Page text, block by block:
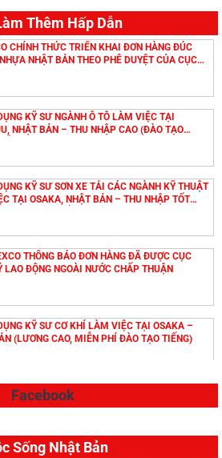
Thêm Hấp Dẫn
CHÍNH THỨC TRIỂN KHAI ĐƠN HÀNG ĐÚC
NHẬT BẢN THEO PHÊ DUYỆT CỦA CỤC
KỸ SƯ NGÀNH Ô TÔ LÀM VIỆC TẠI
NHẬT BẢN – THU NHẬP CAO (ĐÀO TẠO
KỸ SƯ SƠN XE TẢI CÁC NGÀNH KỸ THUẬT
TẠI OSAKA, NHẬT BẢN – THU NHẬP TỐT
THÔNG BÁO ĐƠN HÀNG ĐÃ ĐƯỢC CỤC
LAO ĐỘNG NGOÀI NƯỚC CHẤP THUẬN
KỸ SƯ CƠ KHÍ LÀM VIỆC TẠI OSAKA –
(LƯƠNG CAO, MIỄN PHÍ ĐÀO TẠO TIẾNG)
DỤNG KỸ SƯ LÀM VIỆC TẠI IBARAKI – NHẬT
CAO, MIỄN PHÍ ĐÀO TẠO TIẾNG)
Facebook
Sống Nhật Bản